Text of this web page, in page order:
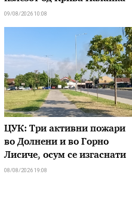
09/08/2026 10:08
ЦУК: Три активни пожари
во Долнени и во Горно
Лисиче, осум се изгаснати
08/08/2026 19:08